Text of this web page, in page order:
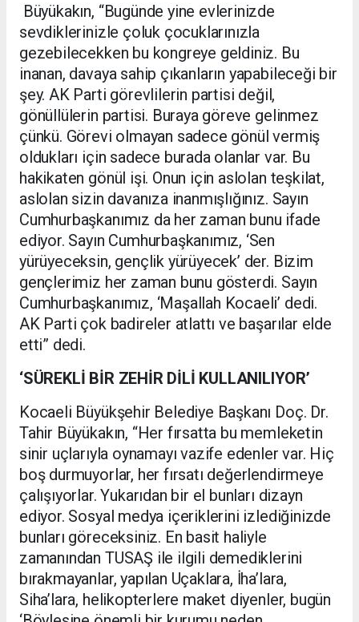
Büyükakın, “Bugünde yine evlerinizde
sevdiklerinizle çoluk çocuklarınızla
gezebilecekken bu kongreye geldiniz. Bu
inanan, davaya sahip çıkanların yapabileceği bir
şey. AK Parti görevlilerin partisi değil,
gönüllülerin partisi. Buraya göreve gelinmez
çünkü. Görevi olmayan sadece gönül vermiş
oldukları için sadece burada olanlar var. Bu
hakikaten gönül işi. Onun için aslolan teşkilat,
aslolan sizin davanıza inanmışlığınız. Sayın
Cumhurbaşkanımız da her zaman bunu ifade
ediyor. Sayın Cumhurbaşkanımız, ‘Sen
yürüyeceksin, gençlik yürüyecek’ der. Bizim
gençlerimiz her zaman bunu gösterdi. Sayın
Cumhurbaşkanımız, ‘Maşallah Kocaeli’ dedi.
AK Parti çok badireler atlattı ve başarılar elde
etti” dedi.
‘SÜREKLİ BİR ZEHİR DİLİ KULLANILIYOR’
Kocaeli Büyükşehir Belediye Başkanı Doç. Dr.
Tahir Büyükakın, “Her fırsatta bu memleketin
sinir uçlarıyla oynamayı vazife edenler var. Hiç
boş durmuyorlar, her fırsatı değerlendirmeye
çalışıyorlar. Yukarıdan bir el bunları dizayn
ediyor. Sosyal medya içeriklerini izlediğinizde
bunları göreceksiniz. En basit haliyle
zamanından TUSAŞ ile ilgili demediklerini
bırakmayanlar, yapılan Uçaklara, İha’lara,
Siha’lara, helikopterlere maket diyenler, bugün